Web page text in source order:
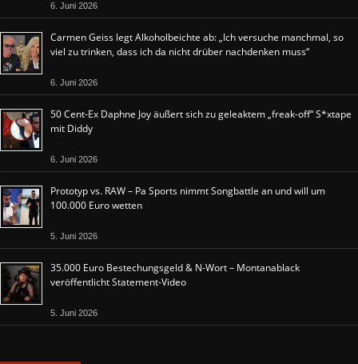
6. Juni 2026
Carmen Geiss legt Alkoholbeichte ab: „Ich versuche manchmal, so
viel zu trinken, dass ich da nicht drüber nachdenken muss“
6. Juni 2026
50 Cent-Ex Daphne Joy äußert sich zu geleaktem „freak-off“ S*xtape
mit Diddy
6. Juni 2026
Prototyp vs. RAW – Pa Sports nimmt Songbattle an und will um
100.000 Euro wetten
5. Juni 2026
35.000 Euro Bestechungsgeld & N-Wort – Montanablack
veröffentlicht Statement-Video
5. Juni 2026